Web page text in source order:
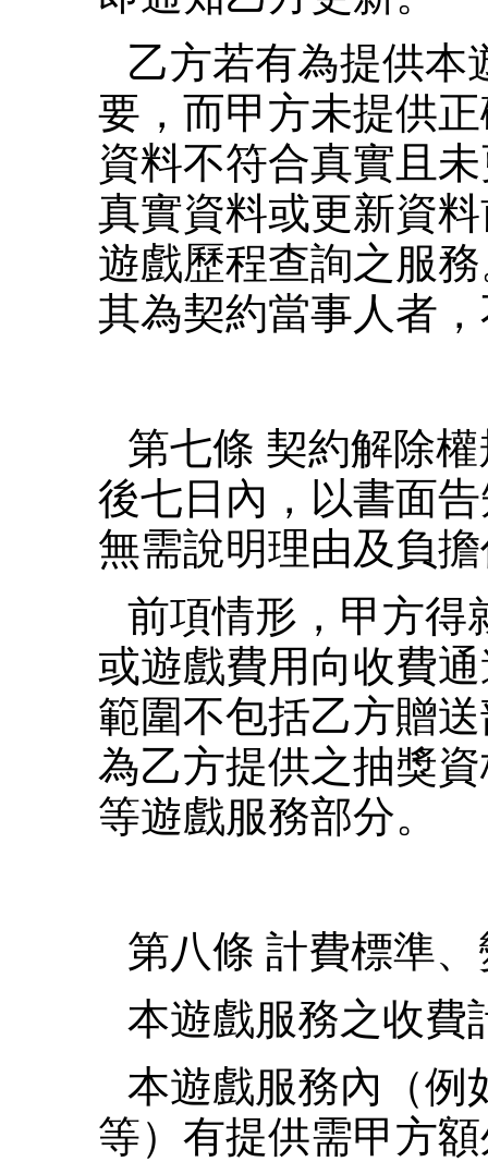
乙方若有為提供本
要，而甲方未提供
資料不符合真實且
真實資料或更新資
遊戲歷程查詢之服
其為契約當事人者
第七條 契約解除
後七日內，以書面
無需說明理由及負
前項情形，甲方得
或遊戲費用向收費
範圍不包括乙方贈
為乙方提供之抽獎
等遊戲服務部分。
第八條 計費標準
本遊戲服務之收費
本遊戲服務內（例
等）有提供需甲方